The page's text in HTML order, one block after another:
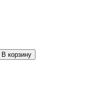
В корзину